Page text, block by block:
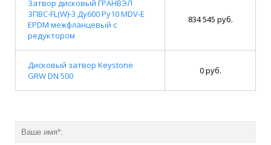
Затвор дисковый ГРАНВЭЛ
ЗПВС-FL(W)-3 Ду600 Ру10 MDV-E
EPDM межфланцевый с
редуктором
834 545 руб.
Дисковый затвор Keystone
GRW DN 500
0 руб.